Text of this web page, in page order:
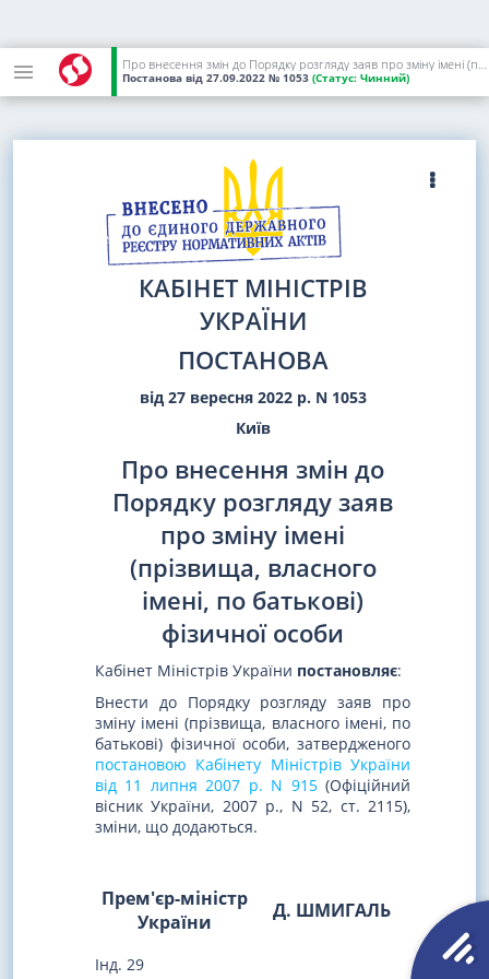
Про внесення змін до Порядку розгляду заяв про зміну імені (прізвища, власного імені, по батькові) фізичної особи
Постанова від 27.09.2022 № 1053 (Статус: Чинний)
КАБІНЕТ МІНІСТРІВ
УКРАЇНИ
ПОСТАНОВА
від 27 вересня 2022 р. N 1053
Київ
Про внесення змін до
Порядку розгляду заяв
про зміну імені
(прізвища, власного
імені, по батькові)
фізичної особи
Кабінет Міністрів України постановляє:
Внести до Порядку розгляду заяв про
зміну імені (прізвища, власного імені, по
батькові) фізичної особи, затвердженого
постановою Кабінету Міністрів України
від 11 липня 2007 р. N 915(Офіційний
вісник України, 2007 р., N 52, ст. 2115),
зміни, що додаються.
Прем'єр-міністр
України
Д. ШМИГАЛЬ
Інд. 29